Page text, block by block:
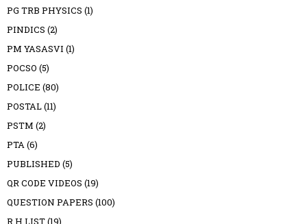
PG TRB PHYSICS (1)
PINDICS (2)
PM YASASVI (1)
POCSO (5)
POLICE (80)
POSTAL(11)
PSTM (2)
PTA(6)
PUBLISHED (5)
QR CODE VIDEOS (19)
QUESTION PAPERS (100)
R H LIST(19)